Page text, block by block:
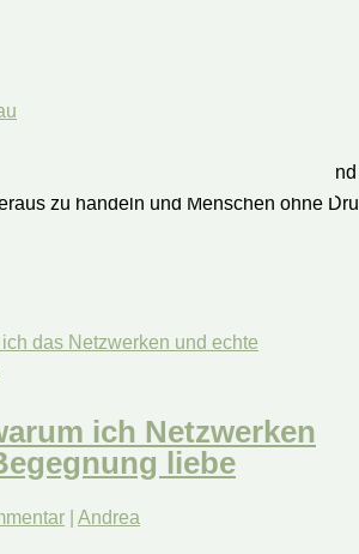
Wirken
bedeutet, aus Präsenz, Klarheit und
zu handeln und Menschen ohne
ich Netzwerken
liebe
Andrea